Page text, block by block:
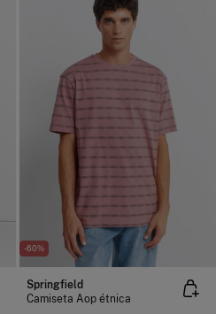
-60%
Springfield
Camiseta Aop étnica